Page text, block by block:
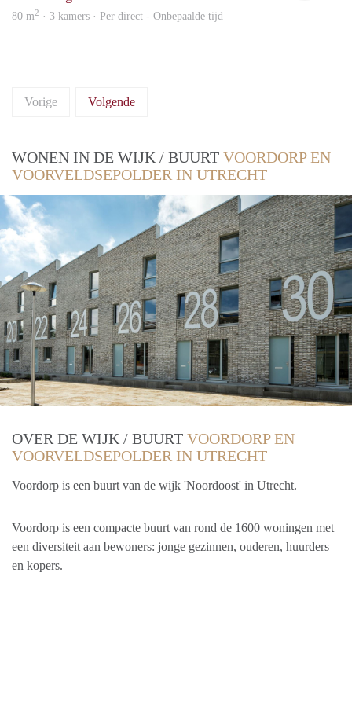
80 m2 · 3 kamers · Per direct - Onbepaalde tijd
Vorige Volgende
WONEN IN DE WIJK / BUURT VOORDORP EN
VOORVELDSEPOLDER IN UTRECHT
OVER DE WIJK / BUURT VOORDORP EN
VOORVELDSEPOLDER IN UTRECHT
Voordorp is een buurt van de wijk 'Noordoost' in Utrecht.
Voordorp is een compacte buurt van rond de 1600 woningen met
een diversiteit aan bewoners: jonge gezinnen, ouderen, huurders
en kopers.